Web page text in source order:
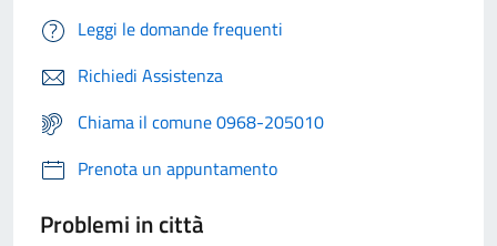
Leggi le domande frequenti
Richiedi Assistenza
Chiama il comune 0968-205010
Prenota un appuntamento
Problemi in città